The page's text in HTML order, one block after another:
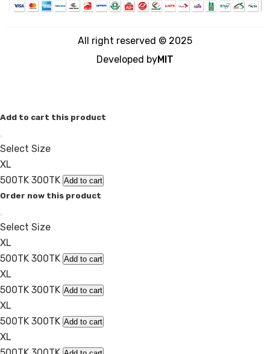
All right reserved © 2025
Developed byMIT
Add to cart this product
Select Size
XL
500TK 300TK Add to cart
Order now this product
Select Size
XL
500TK 300TK Add to cart
XL
500TK 300TK Add to cart
XL
500TK 300TK Add to cart
XL